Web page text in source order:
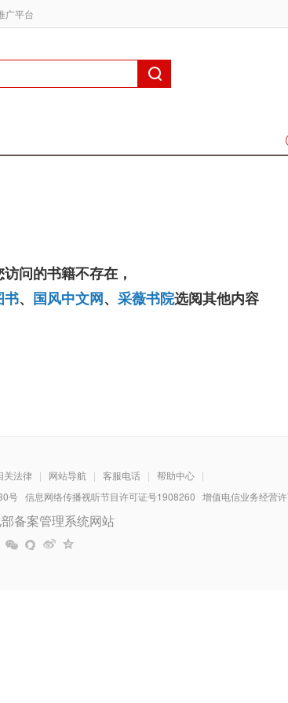
广平台
问的书籍不存在，
书、 国风中文网、 采薇书院选阅其他内容
关法律 | 网站导航 | 客服电话 | 帮助中心 |
号 信息网络传播视听节目许可证号1908260 增值电信业务经营
备案管理系统网站